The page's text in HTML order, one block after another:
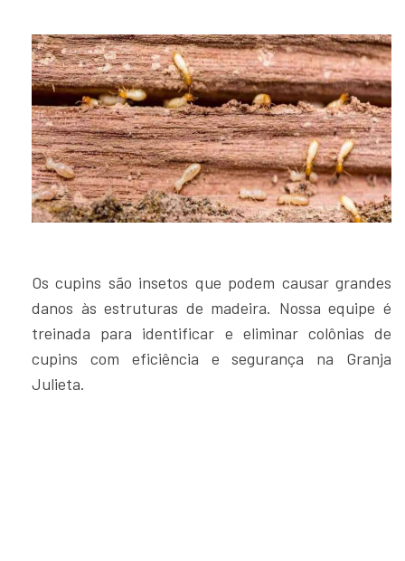
Os cupins são insetos que podem causar grandes
danos às estruturas de madeira. Nossa equipe é
treinada para identificar e eliminar colônias de
cupins com eficiência e segurança na Granja
Julieta.